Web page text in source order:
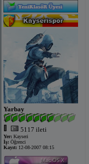
Yarbay
5117 ileti
Yer: Kayseri
İş: Öğrenci
Kayıt: 12-08-2007 08:15